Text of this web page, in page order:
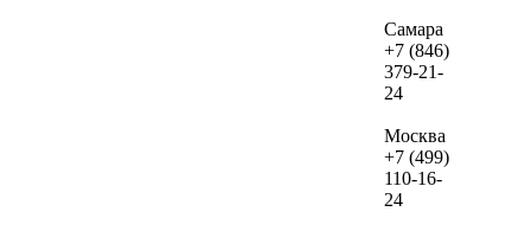
Самара
+7 (846)
379-21-
24
Москва
+7 (499)
110-16-
24